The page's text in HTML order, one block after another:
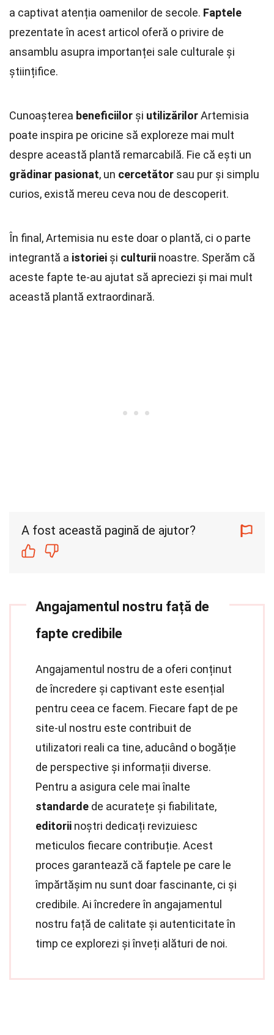
a captivat atenția oamenilor de secole. Faptele
prezentate în acest articol oferă o privire de
ansamblu asupra importanței sale culturale și
științifice.
Cunoașterea beneficiilor și utilizărilorArtemisia
poate inspira pe oricine să exploreze mai mult
despre această plantă remarcabilă. Fie că ești un
grădinar pasionat, un cercetător sau pur și simplu
curios, există mereu ceva nou de descoperit.
În final, Artemisia nu este doar o plantă, ci o parte
integrantă a istoriei și culturii noastre. Sperăm că
aceste fapte te-au ajutat să apreciezi și mai mult
această plantă extraordinară.
A fost această pagină de ajutor?
Angajamentul nostru față de
fapte credibile
Angajamentul nostru de a oferi conținut
de încredere și captivant este esențial
pentru ceea ce facem. Fiecare fapt de pe
site-ul nostru este contribuit de
utilizatori reali ca tine, aducând o bogăție
de perspective și informații diverse.
Pentru a asigura cele mai înalte
standarde de acuratețe și fiabilitate,
editorii noștri dedicați revizuiesc
meticulos fiecare contribuție. Acest
proces garantează că faptele pe care le
împărtășim nu sunt doar fascinante, ci și
credibile. Ai încredere în angajamentul
nostru față de calitate și autenticitate în
timp ce explorezi și înveți alături de noi.